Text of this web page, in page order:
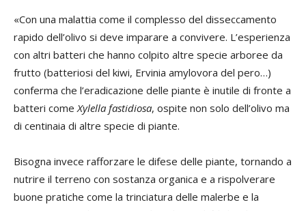
«Con una malattia come il complesso del disseccamento
rapido dell’olivo si deve imparare a convivere. L’esperienza
con altri batteri che hanno colpito altre specie arboree da
frutto (batteriosi del kiwi, Ervinia amylovora del pero…)
conferma che l’eradicazione delle piante è inutile di fronte a
batteri comeXylella fastidiosa, ospite non solo dell’olivo ma
di centinaia di altre specie di piante.
Bisogna invece rafforzare le difese delle piante, tornando a
nutrire il terreno con sostanza organica e a rispolverare
buone pratiche come la trinciatura delle malerbe e la